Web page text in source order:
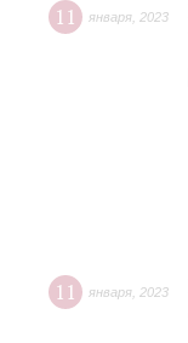
11 января 2023
11 января 2023